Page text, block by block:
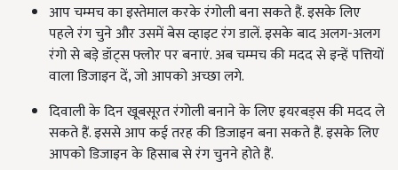
आप चम्मच का इस्तेमाल करके रंगोली बना सकते हैं. इसके लिए
पहले रंग चुने और उसमें बेस व्हाइट रंग डालें. इसके बाद अलग-अलग
रंगो से बड़े डॉट्स फ्लोर पर बनाएं. अब चम्मच की मदद से इन्हें पत्तियों
वाला डिजाइन दें, जो आपको अच्छा लगे.
दिवाली के दिन खूबसूरत रंगोली बनाने के लिए इयरबड्स की मदद ले
सकते हैं. इससे आप कई तरह की डिजाइन बना सकते हैं. इसके लिए
आपको डिजाइन के हिसाब से रंग चुनने होते हैं.